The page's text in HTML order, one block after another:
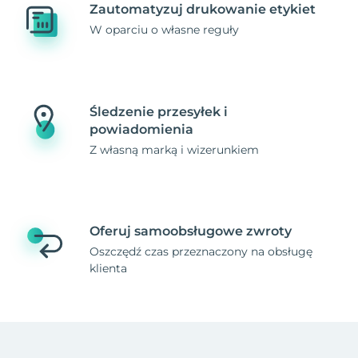
Zautomatyzuj drukowanie etykiet
W oparciu o własne reguły
Śledzenie przesyłek i
powiadomienia
Z własną marką i wizerunkiem
Oferuj samoobsługowe zwroty
Oszczędź czas przeznaczony na obsługę
klienta